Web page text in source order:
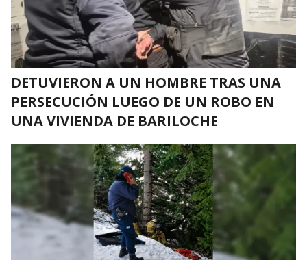
DETUVIERON A UN HOMBRE TRAS UNA
PERSECUCIÓN LUEGO DE UN ROBO EN
UNA VIVIENDA DE BARILOCHE